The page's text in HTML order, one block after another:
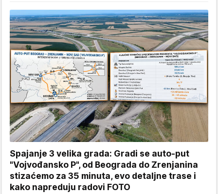
Spajanje 3 velika grada: Gradi se auto-put
"Vojvođansko P", od Beograda do Zrenjanina
stizaćemo za 35 minuta, evo detaljne trase i
kako napreduju radovi FOTO